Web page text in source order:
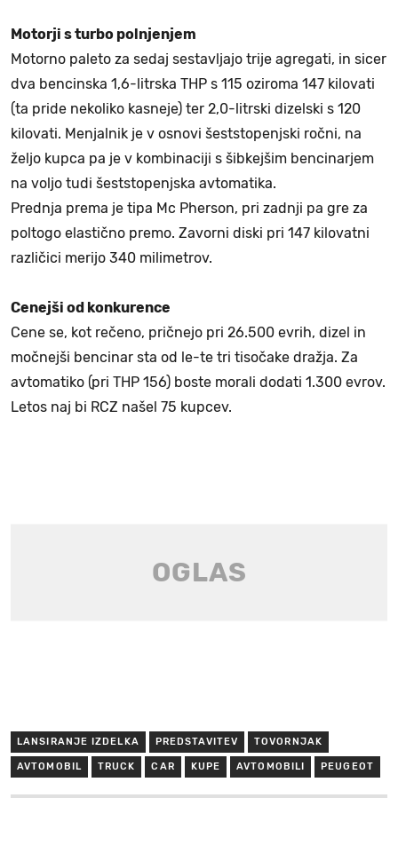
Motorji s turbo polnjenjem
Motorno paleto za sedaj sestavljajo trije agregati, in sicer
dva bencinska 1,6-litrska THP s 115 oziroma 147 kilovati
(ta pride nekoliko kasneje) ter 2,0-litrski dizelski s 120
kilovati. Menjalnik je v osnovi šeststopenjski ročni, na
željo kupca pa je v kombinaciji s šibkejšim bencinarjem
na voljo tudi šeststopenjska avtomatika.
Prednja prema je tipa Mc Pherson, pri zadnji pa gre za
poltogo elastično premo. Zavorni diski pri 147 kilovatni
različici merijo 340 milimetrov.
Cenejši od konkurence
Cene se, kot rečeno, pričnejo pri 26.500 evrih, dizel in
močnejši bencinar sta od le-te tri tisočake dražja. Za
avtomatiko (pri THP 156) boste morali dodati 1.300 evrov.
Letos naj bi RCZ našel 75 kupcev.
LANSIRANJE IZDELKA PREDSTAVITEV TOVORNJAK
AVTOMOBIL TRUCK CAR KUPE AVTOMOBILI PEUGEOT